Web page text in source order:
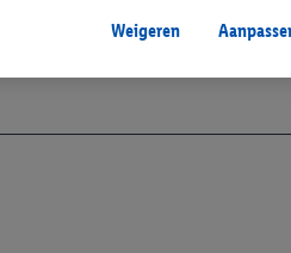
van retargeting, d.w.z. advertenties
webshop aan uw winkelmandje
Lidl-diensten worden
identificatiegegevens
worden toegewezen.
Weigeren